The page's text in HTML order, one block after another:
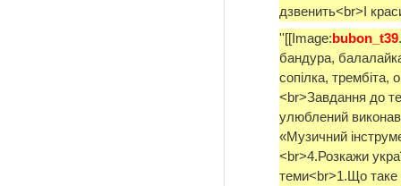
дзвенить<br>І
''[[Image:bubon_t39
бандура,
сопілка, трембіта,
<br>Завдання до
улюблений
«Музичний
<br>4.Розкажи
теми<br>1.Що таке